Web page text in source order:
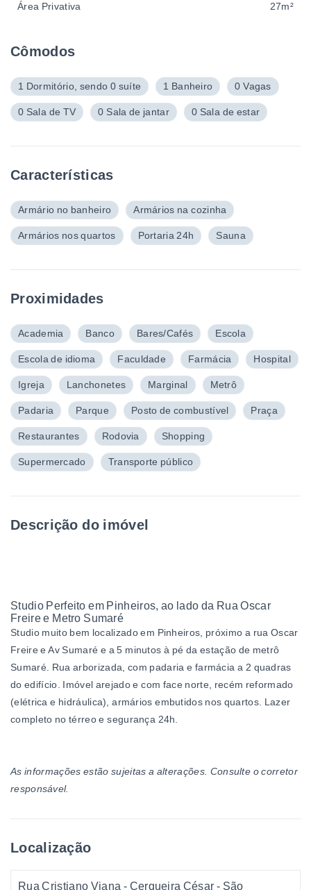
Cômodos
1 Dormitório, sendo 0 suíte 1 Banheiro 0 Vagas
0 Sala de TV 0 Sala de jantar 0 Sala de estar
Características
Armário no banheiro Armários na cozinha
Armários nos quartos Portaria 24h Sauna
Proximidades
Academia Banco Bares/Cafés Escola
Escola de idioma Faculdade Farmácia Hospital
Igreja Lanchonetes Marginal Metrô
Padaria Parque Posto de combustível Praça
Restaurantes Rodovia Shopping
Supermercado Transporte público
Descrição do imóvel
Studio Perfeito em Pinheiros, ao lado da Rua Oscar
Freire e Metro Sumaré
Studio muito bem localizado em Pinheiros, próximo a rua Oscar
Freire e Av Sumaré e a 5 minutos à pé da estação de metrô
Sumaré. Rua arborizada, com padaria e farmácia a 2 quadras
do edifício. Imóvel arejado e com face norte, recém reformado
(elétrica e hidráulica), armários embutidos nos quartos. Lazer
completo no térreo e segurança 24h.
As informações estão sujeitas a alterações. Consulte o corretor
responsável.
Localização
Rua Cristiano Viana - Cerqueira César - São
Área Privativa 27m²